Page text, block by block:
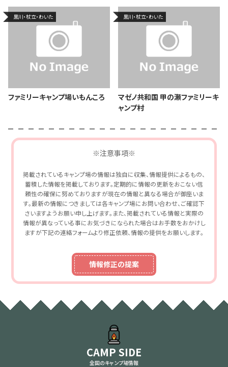
黒川・杖立・わいた
ファミリーキャンプ場いもんころ
黒川・杖立・わいた
マゼノ共和国 甲の瀬ファミリーキ
ャンプ村
※注意事項※
掲載されているキャンプ場の情報は独自に収集、情報提供によるもの、
蓄積した情報を掲載しております。定期的に情報の更新をおこない信
頼性の確保に努めておりますが現在の情報と異なる場合が御座いま
す。最新の情報につきましては各キャンプ場にお問い合わせ、ご確認下
さいますようお願い申し上げます。また、掲載されている情報と実際の
情報が異なっている事にお気づきになられた場合はお手数をおかけし
ますが下記の連絡フォームより修正依頼、情報の提供をお願いします。
情報修正の提案
CAMP SIDE
全国のキャンプ場情報